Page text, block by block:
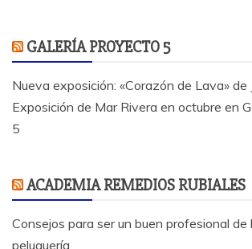
GALERÍA PROYECTO 5
Nueva exposición: «Corazón de Lava» de
Exposición de Mar Rivera en octubre en
5
ACADEMIA REMEDIOS RUBIALES
Consejos para ser un buen profesional
peluquería